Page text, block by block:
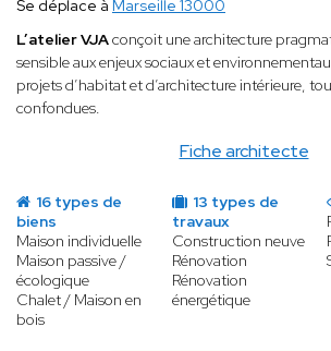
Fiche architecte
Se déplace à Marseille 13000
L’atelier VJAconçoit une architecture
sensible aux enjeux sociaux et
projets d’habitat et d’architecture intérieure,
confondues.
16 types de
biens
Maison individuelle
Maison passive /
écologique
Chalet / Maison en
bois
13 types de
travaux
Construction neuve
Rénovation
Rénovation
énergétique